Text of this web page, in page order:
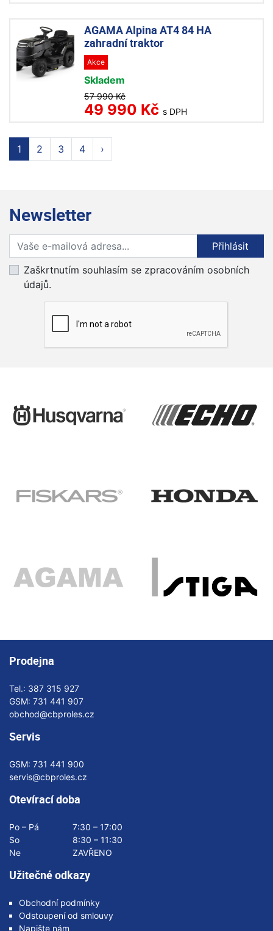
AGAMA Alpina AT4 84 HA
zahradní traktor
Akce
Skladem
57 990 Kč
49 990 Kč s DPH
1 2 3 4 ›
Newsletter
Přihlaste se k odběru novinek
Přihlásit
Zaškrtnutím souhlasím se zpracováním osobních
údajů.
Prodejna
Tel.: 387 315 927
GSM: 731 441 907
obchod@cbproles.cz
Servis
GSM: 731 441 900
servis@cbproles.cz
Otevírací doba
Po – Pá
7:30 – 17:00
So
8:30 – 11:30
Ne
ZAVŘENO
Užitečné odkazy
Obchodní podmínky
Odstoupení od smlouvy
Napište nám